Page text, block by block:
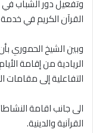
وتفعيل دور الشباب في
القرآن الكريم في
وبين الشيخ الحموري
الريادية من إقامة
التفاعلية إلى مقامات
الى جانب اقامة
القرآنية والدينية.